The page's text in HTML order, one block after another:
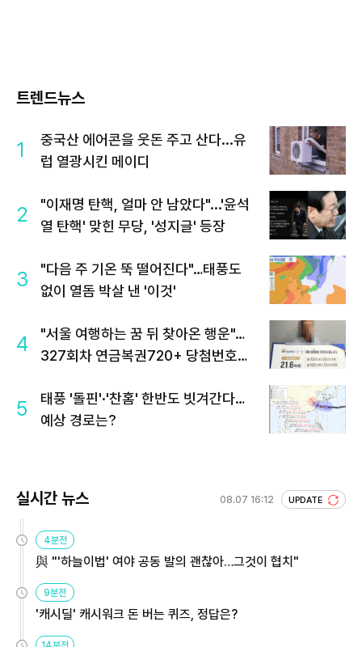
트렌드뉴스
1
중국산 에어콘을 웃돈 주고 산다...유
럽 열광시킨 메이디
2
"이재명 탄핵, 얼마 안 남았다"...'윤석
열 탄핵' 맞힌 무당, '성지글' 등장
3
"다음 주 기온 뚝 떨어진다"…태풍도
없이 열돔 박살 낸 '이것'
4
"서울 여행하는 꿈 뒤 찾아온 행운"…
327회차 연금복권720+ 당첨번호조
5
태풍 '돌핀'·'찬홈' 한반도 빗겨간다…
예상 경로는?
실시간 뉴스 08.07 16:12 UPDATE
4분전
與 "'하늘이법' 여야 공동 발의 괜찮아…그것이 협치"
9분전
'캐시딜' 캐시워크 돈 버는 퀴즈, 정답은?